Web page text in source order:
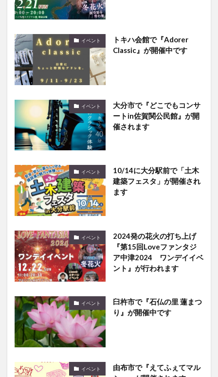
イベント
トキハ会館で『Adorer
Classic』が開催中です
イベント
大分市で『どこでもコンサ
ートin佐賀関公民館』が開
催されます
イベント
10/14に大分駅前で「土木
建築フェスタ」が開催され
ます
イベント
2024発の花火の打ち上げ
『第15回Loveファンタジ
ア中津2024 ワンデイイベ
ント』が行われます
イベント
臼杵市で『石仏の里 蓮まつ
り』が開催中です
イベント
由布市で『えてふぇてマル